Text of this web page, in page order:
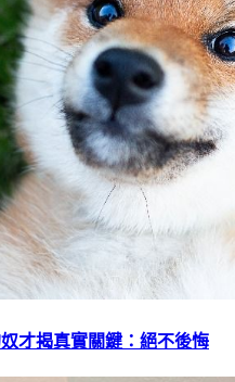
才揭真實關鍵：絕不後悔